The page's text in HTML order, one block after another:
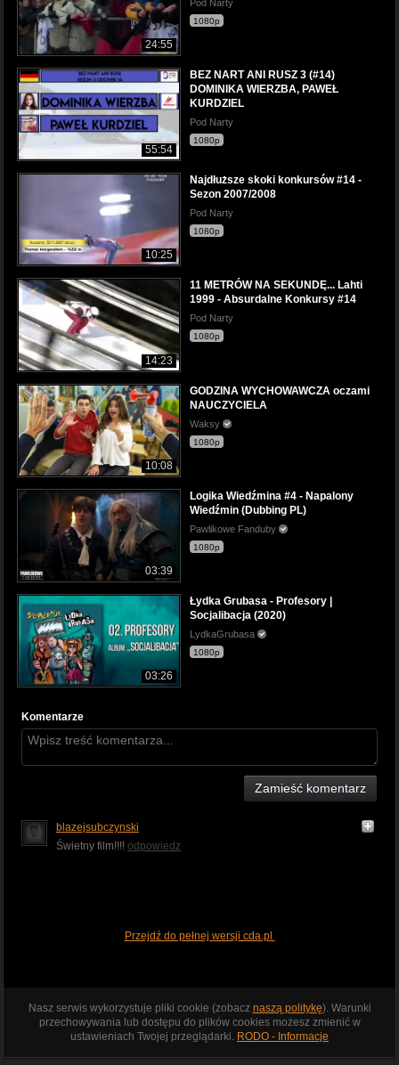
24:55
Pod Narty
1080p
55:54
BEZ NART ANI RUSZ 3 (#14)
DOMINIKA WIERZBA, PAWEŁ
KURDZIEL
Pod Narty
1080p
10:25
Najdłuższe skoki konkursów #14 -
Sezon 2007/2008
Pod Narty
1080p
14:23
11 METRÓW NA SEKUNDĘ... Lahti
1999 - Absurdalne Konkursy #14
Pod Narty
1080p
10:08
GODZINA WYCHOWAWCZA oczami
NAUCZYCIELA
Waksy
1080p
03:39
Logika Wiedźmina #4 - Napalony
Wiedźmin (Dubbing PL)
Pawlikowe Fanduby
1080p
03:26
Łydka Grubasa - Profesory |
Socjalibacja (2020)
LydkaGrubasa
1080p
Komentarze
Zamieść komentarz
blazejsubczynski
Świetny film!!!! odpowiedz
Przejdź do pełnej wersji cda.pl
Nasz serwis wykorzystuje pliki cookie (zobacz naszą politykę). Warunki
przechowywania lub dostępu do plików cookies możesz zmienić w
ustawieniach Twojej przeglądarki. RODO - Informacje